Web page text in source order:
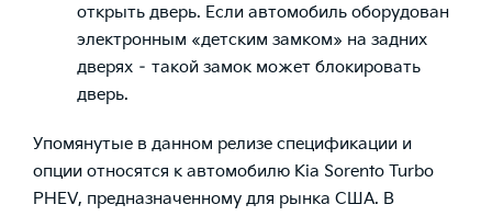
открыть дверь. Если автомобиль оборудован
электронным «детским замком» на задних
дверях – такой замок может блокировать
дверь.
Упомянутые в данном релизе спецификации и
опции относятся к автомобилю Kia Sorento Turbo
PHEV, предназначенному для рынка США. В